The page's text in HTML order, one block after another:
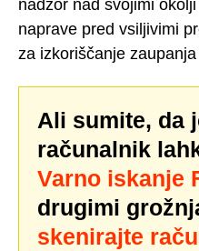
nadzor nad svojimi
naprave pred vsiljivimi
za izkoriščanje
Ali sumite, da
računalnik
Varno iskanje
drugimi
skenirajte